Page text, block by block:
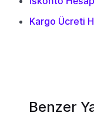
Kargo Ücreti
Benzer